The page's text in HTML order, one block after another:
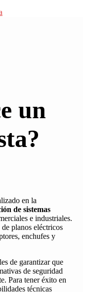
un
?
en la
de sistemas
e industriales.
planos eléctricos
enchufes y
de garantizar que
de seguridad
Para tener éxito en
técnicas